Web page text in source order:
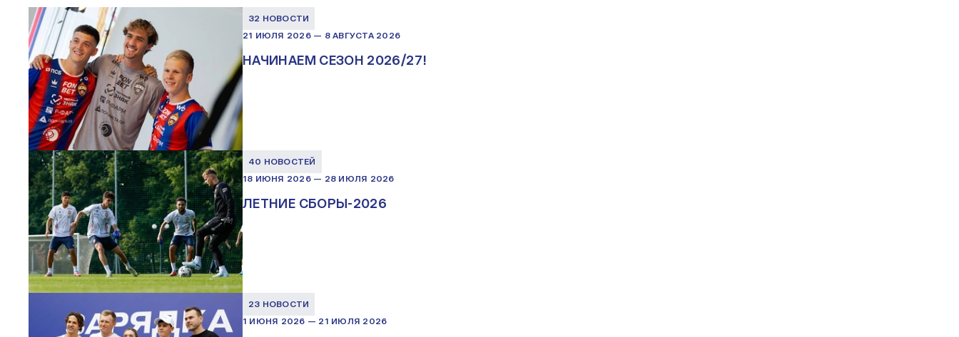
32 НОВОСТИ
21 ИЮЛЯ 2026— 8 АВГУСТА 2026
НАЧИНАЕМ СЕЗОН 2026/27!
40 НОВОСТЕЙ
18 ИЮНЯ 2026— 28 ИЮЛЯ 2026
ЛЕТНИЕ СБОРЫ-2026
23 НОВОСТИ
1 ИЮНЯ 2026 — 21 ИЮЛЯ 2026